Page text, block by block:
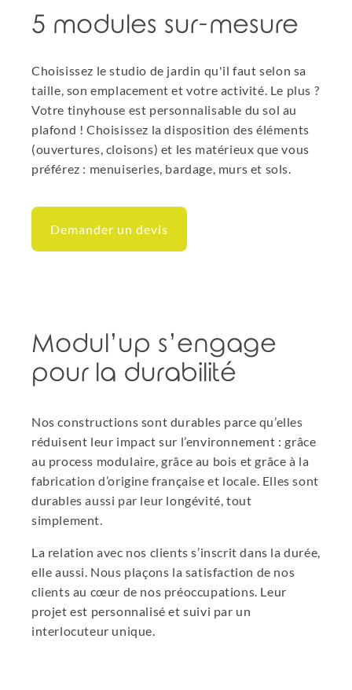
5 modules sur-mesure
Choisissez le studio de jardin qu'il faut selon sa
taille, son emplacement et votre activité. Le plus ?
Votre tinyhouse est personnalisable du sol au
plafond ! Choisissez la disposition des éléments
(ouvertures, cloisons) et les matérieux que vous
préférez : menuiseries, bardage, murs et sols.
Demander un devis
Modul’up s’engage
pour la durabilité
Nos constructions sont durables parce qu’elles
réduisent leur impact sur l’environnement : grâce
au process modulaire, grâce au bois et grâce à la
fabrication d’origine française et locale. Elles sont
durables aussi par leur longévité, tout
simplement.
La relation avec nos clients s’inscrit dans la durée,
elle aussi. Nous plaçons la satisfaction de nos
clients au cœur de nos préoccupations. Leur
projet est personnalisé et suivi par un
interlocuteur unique.